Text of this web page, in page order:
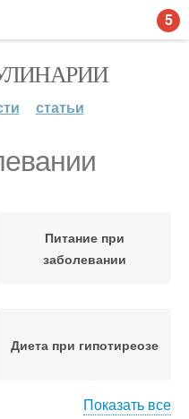
статьи
Питание при
заболевании
Диета при гипотиреозе
Показать все
5